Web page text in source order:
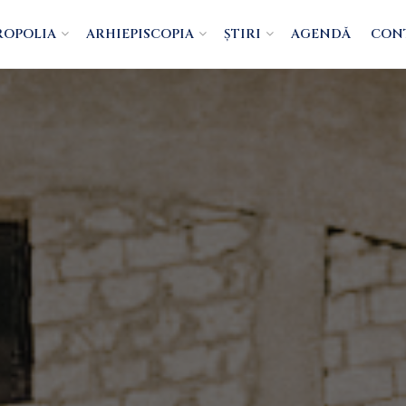
ARHIEPISCOPIA ȘTIRI AGENDĂ